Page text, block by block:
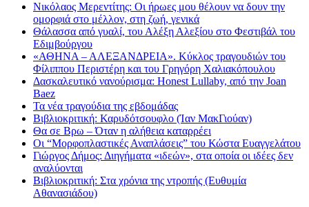
Νικόλαος Μερεντίτης: Οι ήρωες μου θέλουν να δουν την
ομορφιά στο μέλλον, στη ζωή, γενικά
Θάλασσα από γυαλί, του Αλέξη Αλεξίου στο Φεστιβάλ του
Εδιμβούργου
«ΑΘΗΝΑ – ΑΛΕΞΑΝΔΡΕΙΑ». Κύκλος τραγουδιών του
Φίλιππου Περιστέρη και του Γρηγόρη Χαλιακόπουλου
Δασκαλευτικό νανούρισμα: Honest Lullaby, από την Joan
Baez
Τα νέα τραγούδια της εβδομάδας
Βιβλιοκριτική: Καρυδότσουφλο (Ίαν ΜακΓιούαν)
Θα σε Βρω – Όταν η αλήθεια καταρρέει
Οι “Μορφοπλαστικές Αναπλάσεις” του Κώστα Ευαγγελάτου
Γιώργος Δήμος: Διηγήματα «ιδεών», στα οποία οι ιδέες δεν
αναλύονται
Βιβλιοκριτική: Στα χρόνια της ντροπής (Ευθυμία
Αθανασιάδου)